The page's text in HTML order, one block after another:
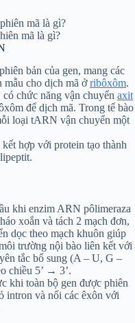
mã là gì?
bản của gen, mang các
mẫu cho dịch mã ởribôxôm.
chức năng vận chuyển axit
để dịch mã. Trong tế bào
loại tARN vận chuyển một
hợp với protein tạo thành
khi enzim ARN pôlimeraza
xoắn và tách 2 mạch đơn,
dọc theo mạch khuôn giúp
trường nội bào liên kết với
tắc bổ sung (A – U, G –
chiều 5’ → 3’.
khi toàn bộ gen được phiên
intron và nối các êxôn với